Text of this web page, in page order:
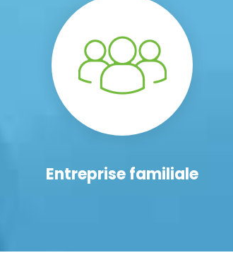
Entreprise familiale